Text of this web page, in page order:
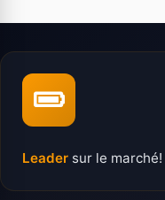
Leader sur le marché!